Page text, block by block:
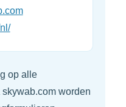
op alle
worden